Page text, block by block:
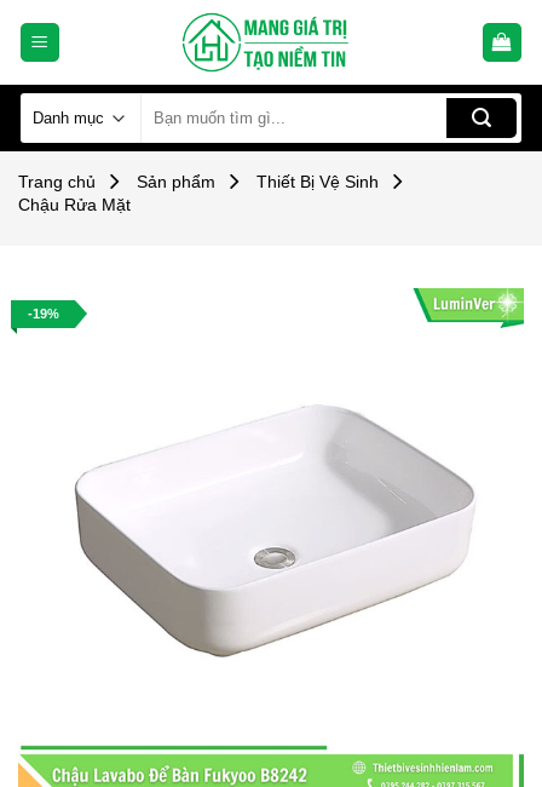
kiếm:
Trang chủ Sản phẩm
Thiết Bị Vệ Sinh
Chậu Rửa Mặt
-19%